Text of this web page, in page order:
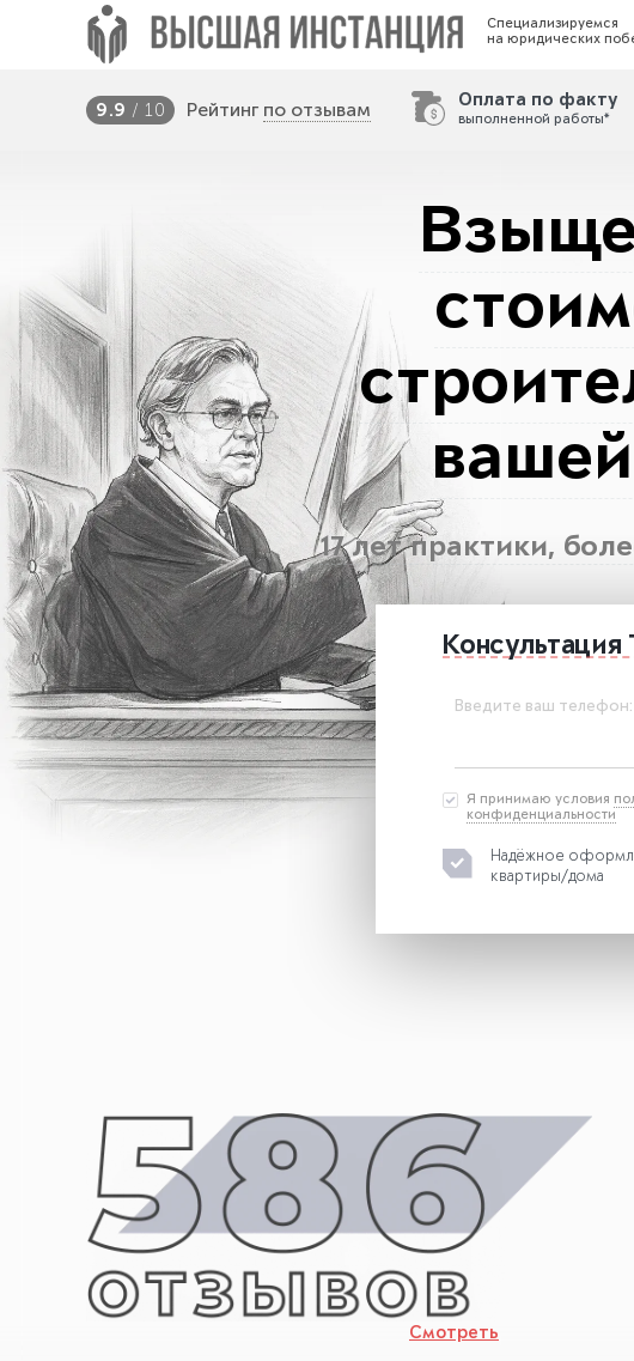
Специализируемся
на юридических
9.9 / 10 Рейтинг по отзывам Оплата по факту
выполненной работы*
17 лет практики,
Консультация
Введите ваш телефон:
Я принимаю условия
конфиденциальности
Надёжное
квартиры/дома
Смотреть